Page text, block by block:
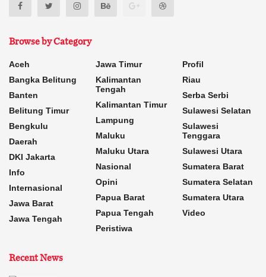
Browse by Category
Aceh
Bangka Belitung
Banten
Belitung Timur
Bengkulu
Daerah
DKI Jakarta
Info
Internasional
Jawa Barat
Jawa Tengah
Jawa Timur
Kalimantan
Tengah
Kalimantan Timur
Lampung
Maluku
Maluku Utara
Nasional
Opini
Papua Barat
Papua Tengah
Peristiwa
Profil
Riau
Serba Serbi
Sulawesi Selatan
Sulawesi
Tenggara
Sulawesi Utara
Sumatera Barat
Sumatera Selatan
Sumatera Utara
Video
Recent News